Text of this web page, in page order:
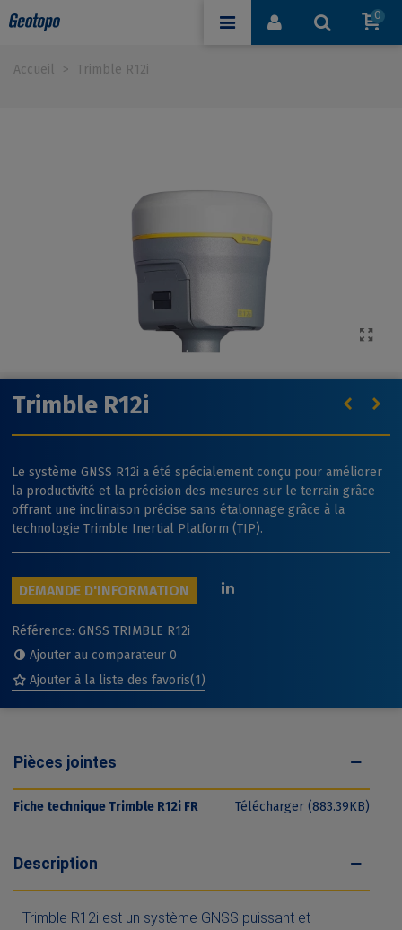
0
Accueil > Trimble R12i
Trimble R12i
Le système GNSS R12i a été spécialement conçu pour améliorer
la productivité et la précision des mesures sur le terrain grâce
offrant une inclinaison précise sans étalonnage grâce à la
technologie Trimble Inertial Platform (TIP).
DEMANDE D'INFORMATION
Référence: GNSS TRIMBLE R12i
Ajouter au comparateur 0
Ajouter à la liste des favoris(1)
Description
Trimble R12i est un système GNSS puissant et
Pièces jointes
Fiche technique Trimble R12i FR Télécharger (883.39KB)